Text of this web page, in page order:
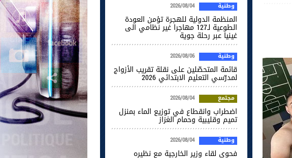
وطنية 2026/08/04
المنظمة الدولية للهجرة تؤمن العودة
الطوعية لـ127 مهاجرا غير نظامي الى
غينيا عبر رحلة جوية
وطنية 2026/08/06
قائمة المتحصّلين على نقلة تقريب الأزواج
لمدرّسي التعليم الابتدائي 2026
مجتمع 2026/08/04
اضطراب وانقطاع في توزيع الماء بمنزل
تميم وقليبية وحمام الغزاز
وطنية 2026/08/04
فحوى لقاء وزير الخارجية مع نظيره